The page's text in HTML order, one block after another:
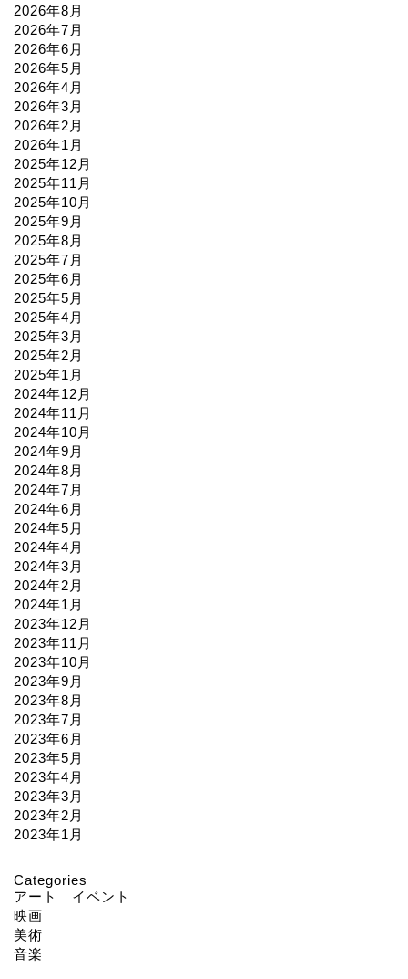
2026年8月
2026年7月
2026年6月
2026年5月
2026年4月
2026年3月
2026年2月
2026年1月
2025年12月
2025年11月
2025年10月
2025年9月
2025年8月
2025年7月
2025年6月
2025年5月
2025年4月
2025年3月
2025年2月
2025年1月
2024年12月
2024年11月
2024年10月
2024年9月
2024年8月
2024年7月
2024年6月
2024年5月
2024年4月
2024年3月
2024年2月
2024年1月
2023年12月
2023年11月
2023年10月
2023年9月
2023年8月
2023年7月
2023年6月
2023年5月
2023年4月
2023年3月
2023年2月
2023年1月
Categories
アート イベント
映画
美術
音楽